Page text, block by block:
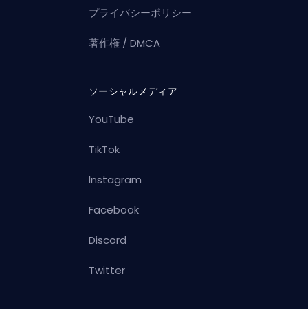
プライバシーポリシー
著作権 / DMCA
ソーシャルメディア
YouTube
TikTok
Instagram
Facebook
Discord
Twitter